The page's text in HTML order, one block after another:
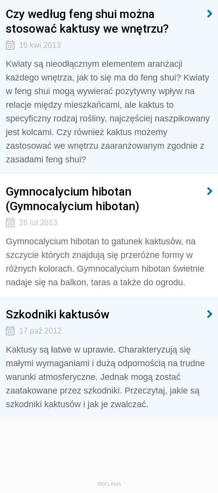
Czy według feng shui można
stosować kaktusy we wnętrzu?
16 kwi 2013
Kwiaty są nieodłącznym elementem aranżacji
każdego wnętrza, jak to się ma do feng shui? Kwiaty
w feng shui mogą wywierać pozytywny wpływ na
relacje między mieszkańcami, ale kaktus to
specyficzny rodzaj rośliny, najczęściej naszpikowany
jest kolcami. Czy również kaktus możemy
zastosować we wnętrzu zaaranżowanym zgodnie z
zasadami feng shui?
Gymnocalycium hibotan
(Gymnocalycium hibotan)
28 lut 2013
Gymnocalycium hibotan to gatunek kaktusów, na
szczycie których znajdują się przeróżne formy w
różnych kolorach. Gymnocalycium hibotan świetnie
nadaje się na balkon, taras a także do ogrodu.
Szkodniki kaktusów
17 paź 2012
Kaktusy są łatwe w uprawie. Charakteryzują się
małymi wymaganiami i dużą odpornością na trudne
warunki atmosferyczne. Jednak mogą zostać
zaatakowane przez szkodniki. Przeczytaj, jakie są
szkodniki kaktusów i jak je zwalczać.
REKLAMA